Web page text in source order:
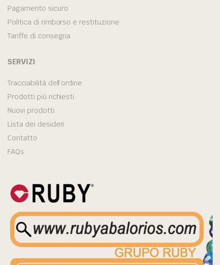
Pagamento sicuro
Politica di rimborso e restituzione
Tariffe di consegna
SERVIZI
Tracciabilità dell’ordine
Prodotti più richiesti
Nuovi prodotti
Lista dei desideri
Contatto
FAQs